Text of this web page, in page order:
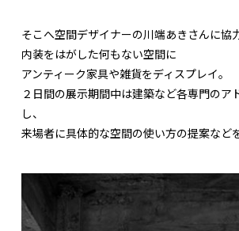
そこへ空間デザイナーの川端あきさんに協
内装をはがした何もない空間に
アンティーク家具や雑貨をディスプレイ。
２日間の展示期間中は建築など各専門のア
し、
来場者に具体的な空間の使い方の提案など